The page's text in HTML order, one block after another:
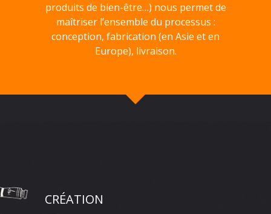
produits de bien-être…) nous permet de
maîtriser l’ensemble du processus :
conception, fabrication (en Asie et en
Europe), livraison.
CRÉATION